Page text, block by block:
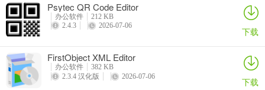
Psytec QR Code Editor
办公软件
212 KB
2.4.3
2026-07-06 下载
FirstObject XML Editor
办公软件
382 KB
2.3.4 汉化版
2026-07-06 下载